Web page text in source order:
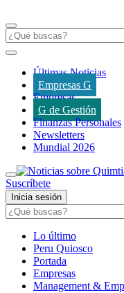
Últimas Noticias
Empresas G
Empresas
G de Gestión
Finanzas Personales
Newsletters
Mundial 2026
Suscríbete
Inicia sesión
Lo último
Peru Quiosco
Portada
Empresas
Management &